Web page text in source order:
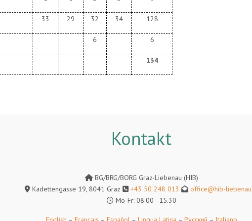
33 29 32 34 128
6 6
134
Kontakt
BG/BRG/BORG Graz-Liebenau (HIB)
Kadettengasse 19, 8041 Graz
+43 50 248 013
office@hib-
Mo-Fr: 08.00 - 15.30